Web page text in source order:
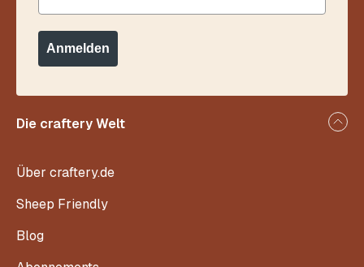
Die craftery Welt
Über craftery.de
Sheep Friendly
Blog
Anmelden